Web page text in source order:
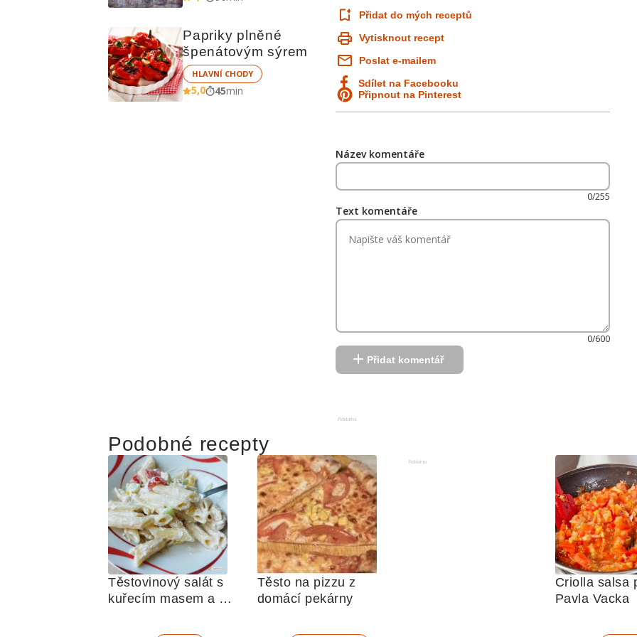
Papriky plněné
špenátovým sýrem
HLAVNÍ CHODY
5,0 45min
Přidat do mých receptů
Vytisknout recept
Poslat e-mailem
Sdílet na Facebooku
Připnout na Pinterest
Název komentáře
0/255
Text komentáře
0/600
Přidat komentář
Reklama
Podobné recepty
Těstovinový salát s
kuřecím masem a
Těsto na pizzu z
domácí pekárny
Reklama
Criolla salsa
Pavla Vacka